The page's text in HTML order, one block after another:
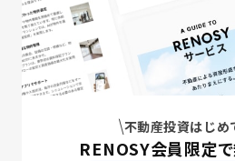
不動産投資はじめ
RENOSY会員限定で